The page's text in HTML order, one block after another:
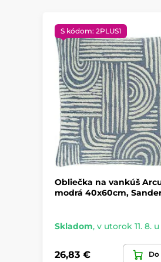
S kódom: 2PLUS1
Obliečka na vankúš
modrá 40x60cm,
Skladom, v utorok 11. 8.
26,83 € Do